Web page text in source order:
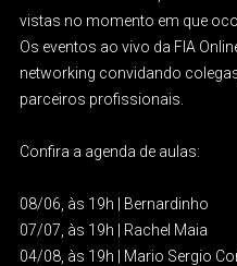
vistas no momento em que
Os eventos ao vivo da FIA
networking convidando
parceiros profissionais.
Confira a agenda de aulas:
08/06, às 19h | Bernardinho
07/07, às 19h | Rachel Maia
04/08, às 19h | Mario Sergio